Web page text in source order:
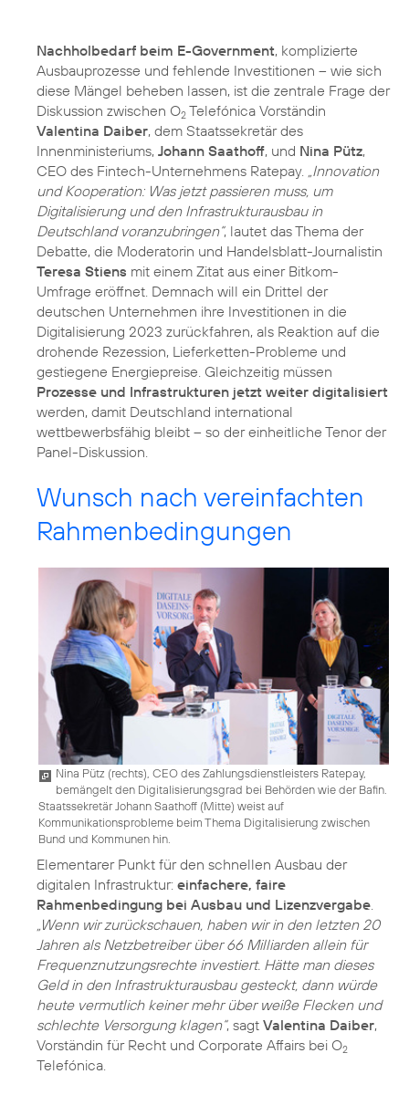
Nachholbedarf beim E-Government, komplizierte
Ausbauprozesse und fehlende Investitionen – wie sich
diese Mängel beheben lassen, ist die zentrale Frage der
Diskussion zwischen O2 Telefónica Vorständin
Valentina Daiber, dem Staatssekretär des
Innenministeriums, Johann Saathoff, und Nina Pütz,
CEO des Fintech-Unternehmens Ratepay. „Innovation
und Kooperation: Was jetzt passieren muss, um
Digitalisierung und den Infrastrukturausbau in
Deutschland voranzubringen“, lautet das Thema der
Debatte, die Moderatorin und Handelsblatt-Journalistin
Teresa Stiens mit einem Zitat aus einer Bitkom-
Umfrage eröffnet. Demnach will ein Drittel der
deutschen Unternehmen ihre Investitionen in die
Digitalisierung 2023 zurückfahren, als Reaktion auf die
drohende Rezession, Lieferketten-Probleme und
gestiegene Energiepreise. Gleichzeitig müssen
Prozesse und Infrastrukturen jetzt weiter digitalisiert
werden, damit Deutschland international
wettbewerbsfähig bleibt – so der einheitliche Tenor der
Panel-Diskussion.
Wunsch nach vereinfachten
Rahmenbedingungen
Nina Pütz (rechts), CEO des Zahlungsdienstleisters Ratepay,
bemängelt den Digitalisierungsgrad bei Behörden wie der Bafin.
Staatssekretär Johann Saathoff (Mitte) weist auf
Kommunikationsprobleme beim Thema Digitalisierung zwischen
Bund und Kommunen hin.
Elementarer Punkt für den schnellen Ausbau der
digitalen Infrastruktur: einfachere, faire
Rahmenbedingung bei Ausbau und Lizenzvergabe.
„Wenn wir zurückschauen, haben wir in den letzten 20
Jahren als Netzbetreiber über 66 Milliarden allein für
Frequenznutzungsrechte investiert. Hätte man dieses
Geld in den Infrastrukturausbau gesteckt, dann würde
heute vermutlich keiner mehr über weiße Flecken und
schlechte Versorgung klagen“, sagt Valentina Daiber,
Vorständin für Recht und Corporate Affairs bei O2
Telefónica.